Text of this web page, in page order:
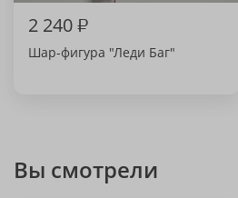
2 240₽
Шар-фигура "Леди Баг"
Вы смотрели